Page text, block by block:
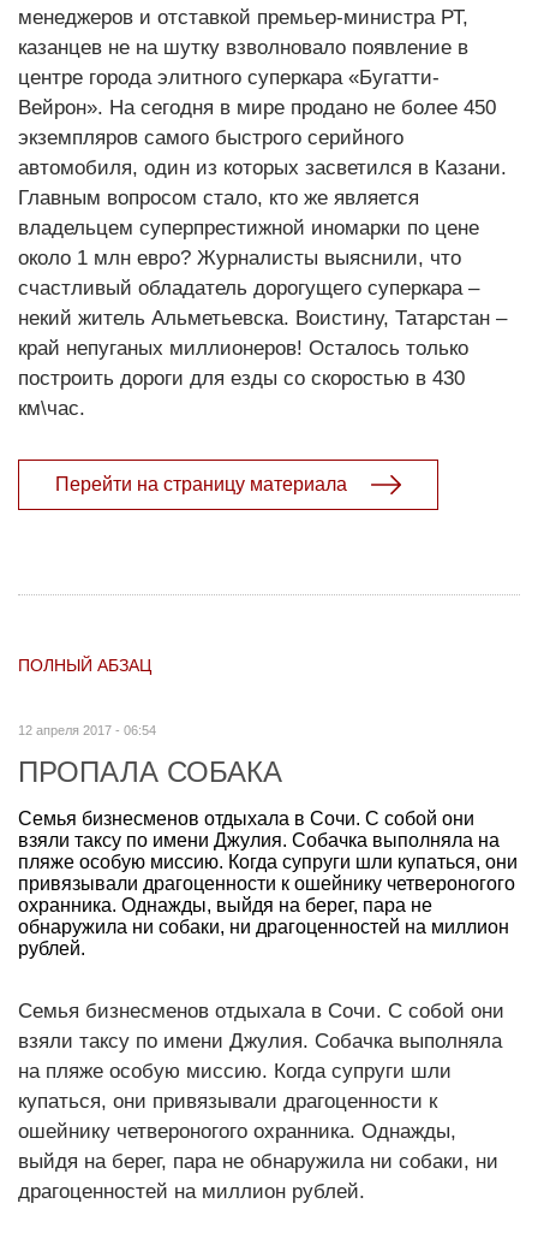
менеджеров и отставкой премьер-министра РТ,
казанцев не на шутку взволновало появление в
центре города элитного суперкара «Бугатти-
Вейрон». На сегодня в мире продано не более 450
экземпляров самого быстрого серийного
автомобиля, один из которых засветился в Казани.
Главным вопросом стало, кто же является
владельцем суперпрестижной иномарки по цене
около 1 млн евро? Журналисты выяснили, что
счастливый обладатель дорогущего суперкара –
некий житель Альметьевска. Воистину, Татарстан –
край непуганых миллионеров! Осталось только
построить дороги для езды со скоростью в 430
км\час.
Перейти на страницу материала
ПОЛНЫЙ АБЗАЦ
12 апреля 2017 - 06:54
ПРОПАЛА СОБАКА
Семья бизнесменов отдыхала в Сочи. С собой они
взяли таксу по имени Джулия. Собачка выполняла на
пляже особую миссию. Когда супруги шли купаться, они
привязывали драгоценности к ошейнику четвероногого
охранника. Однажды, выйдя на берег, пара не
обнаружила ни собаки, ни драгоценностей на миллион
рублей.
Семья бизнесменов отдыхала в Сочи. С собой они
взяли таксу по имени Джулия. Собачка выполняла
на пляже особую миссию. Когда супруги шли
купаться, они привязывали драгоценности к
ошейнику четвероногого охранника. Однажды,
выйдя на берег, пара не обнаружила ни собаки, ни
драгоценностей на миллион рублей.